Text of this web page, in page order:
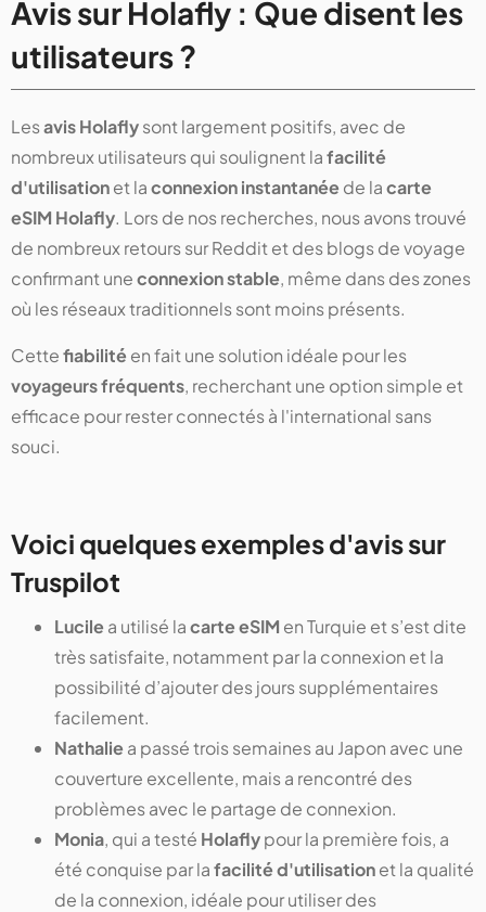
Avis sur Holafly : Que disent les
utilisateurs ?
Lesavis Holaflysont largement positifs, avec de
nombreux utilisateurs qui soulignent lafacilité
d'utilisationet laconnexion instantanéede lacarte
eSIM Holafly. Lors de nos recherches, nous avons trouvé
de nombreux retours sur Reddit et des blogs de voyage
confirmant uneconnexion stable, même dans des zones
où les réseaux traditionnels sont moins présents.
Cettefiabilitéen fait une solution idéale pour les
voyageurs fréquents, recherchant une option simple et
efficace pour rester connectés à l'international sans
souci.
Voici quelques exemples d'avis sur
Truspilot
Lucilea utilisé lacarte eSIM en Turquie et s’est dite
très satisfaite, notamment par la connexion et la
possibilité d’ajouter des jours supplémentaires
facilement.
Nathaliea passé trois semaines au Japon avec une
couverture excellente, mais a rencontré des
problèmes avec le partage de connexion.
Monia, qui a testé Holaflypour la première fois, a
été conquise par lafacilité d'utilisationet la qualité
de la connexion, idéale pour utiliser des